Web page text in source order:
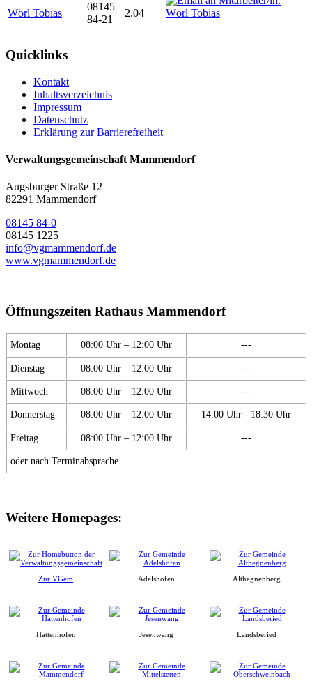
Wörl Tobias
08145
84-21
2.04
Quicklinks
Kontakt
Inhaltsverzeichnis
Impressum
Datenschutz
Erklärung zur Barrierefreiheit
Verwaltungsgemeinschaft Mammendorf
Augsburger Straße 12
82291 Mammendorf
08145 84-0
08145 1225
info@vgmammendorf.de
www.vgmammendorf.de
Öffnungszeiten Rathaus Mammendorf
Montag 08:00 Uhr – 12:00 Uhr ---
Dienstag 08:00 Uhr – 12:00 Uhr ---
Mittwoch 08:00 Uhr – 12:00 Uhr ---
Donnerstag 08:00 Uhr – 12:00 Uhr 14:00 Uhr - 18:30 Uhr
Freitag 08:00 Uhr – 12:00 Uhr ---
oder nach Terminabsprache
Weitere Homepages:
Zur VGem Adelshofen Althegnenberg
Hattenhofen Jesenwang Landsberied